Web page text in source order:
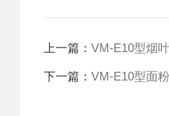
上一篇： VM-E10型烟
下一篇： VM-E10型面